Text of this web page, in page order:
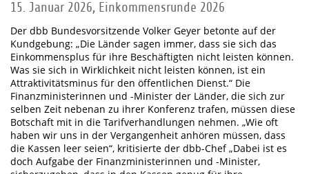
15. Januar 2026, Einkommensrunde 2026
Der dbb Bundesvorsitzende Volker Geyer betonte auf der
Kundgebung: „Die Länder sagen immer, dass sie sich das
Einkommensplus für ihre Beschäftigten nicht leisten können.
Was sie sich in Wirklichkeit nicht leisten können, ist ein
Attraktivitätsminus für den öffentlichen Dienst.“ Die
Finanzministerinnen und -Minister der Länder, die sich zur
selben Zeit nebenan zu ihrer Konferenz trafen, müssen diese
Botschaft mit in die Tarifverhandlungen nehmen. „Wie oft
haben wir uns in der Vergangenheit anhören müssen, dass
die Kassen leer seien“, kritisierte der dbb-Chef „Dabei ist es
doch Aufgabe der Finanzministerinnen und -Minister,